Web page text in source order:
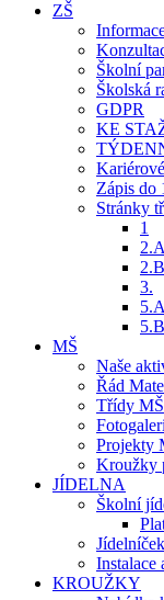
ZŠ
Školní
Školská
GDPR
KE
Zápis do
Stránky
1
2.A
2.B
3.
5.A
5.B
MŠ
Naše
Řád
Třídy MŠ
Projekty
Kroužky
JÍDELNA
Školní
Jídelníček
Instalace
KROUŽKY